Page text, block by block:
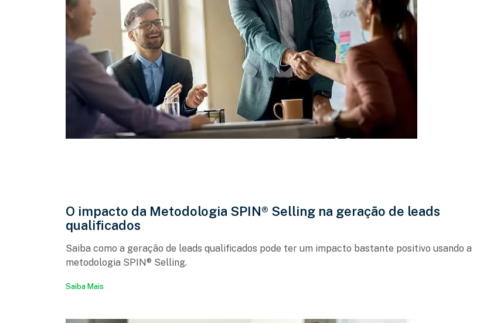
O impacto da Metodologia SPIN® Selling na geração de leads
qualificados
Saiba como a geração de leads qualificados pode ter um impacto bastante positivo usando a
metodologia SPIN® Selling.
Saiba Mais